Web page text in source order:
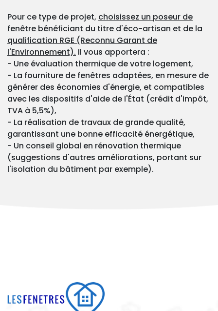
Pour ce type de projet, choisissez un poseur de
fenêtre bénéficiant du titre d'éco-artisan et de la
qualification RGE (Reconnu Garant de
l'Environnement). Il vous apportera :
- Une évaluation thermique de votre logement,
- La fourniture de fenêtres adaptées, en mesure de
générer des économies d'énergie, et compatibles
avec les dispositifs d'aide de l'État (crédit d'impôt,
TVA à 5,5%),
- La réalisation de travaux de grande qualité,
garantissant une bonne efficacité énergétique,
- Un conseil global en rénovation thermique
(suggestions d'autres améliorations, portant sur
l'isolation du bâtiment par exemple).